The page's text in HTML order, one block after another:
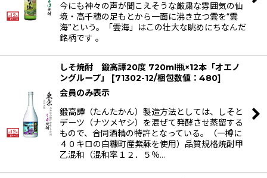
今にも神々の声が聞こえそうな厳粛な雰囲気の仙
境・高千穂の足もとから一面に沸き立つ雲を“雲
海”という。「雲海」はこの壮大な眺めにちなんだ
銘柄です 。
しそ焼酎 鍛高譚20度 720ml瓶×12本「オエノ
ングループ」
[71302-12/梱包数値：480]
会員のみ表示
鍛高譚（たんたかん）製造方法としては、しそと
デーツ（ナツメヤシ）を混ぜて発酵させ蒸留する
もので、合同酒精の特許となっている。（一樽に
４０キロの白糠町産紫蘇を使用）品質規格焼酎甲
乙混和（混和率１２．５％…